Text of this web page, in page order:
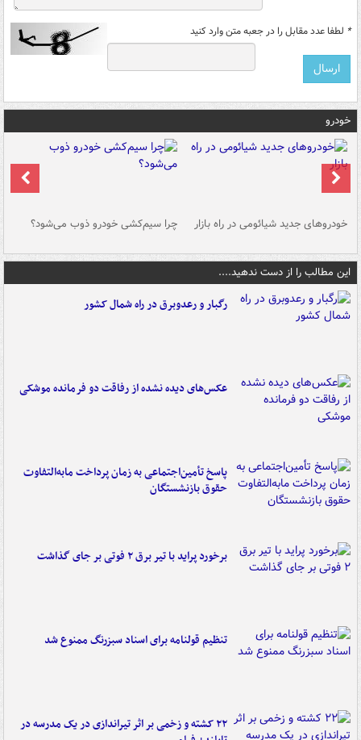
* لطفا عدد مقابل را در جعبه متن وارد کنید
خودرو
خودروهای جدید شیائومی در راه بازار چرا سیم‌کشی خودرو ذوب می‌شود؟
این مطالب را از دست ندهید....
رگبار و رعدوبرق در راه شمال کشور
عکس‌های دیده نشده از رفاقت دو فرمانده‌ موشکی
پاسخ تأمین‌اجتماعی به زمان پرداخت مابه‌التفاوت
حقوق بازنشستگان
برخورد پراید با تیر برق ۲ فوتی بر جای گذاشت
تنظیم قولنامه برای اسناد سبزرنگ ممنوع شد
۲۲ کشته و زخمی بر اثر تیراندازی در یک مدرسه در